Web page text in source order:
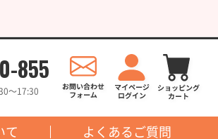
855
〜17:30
て よくあるご質問